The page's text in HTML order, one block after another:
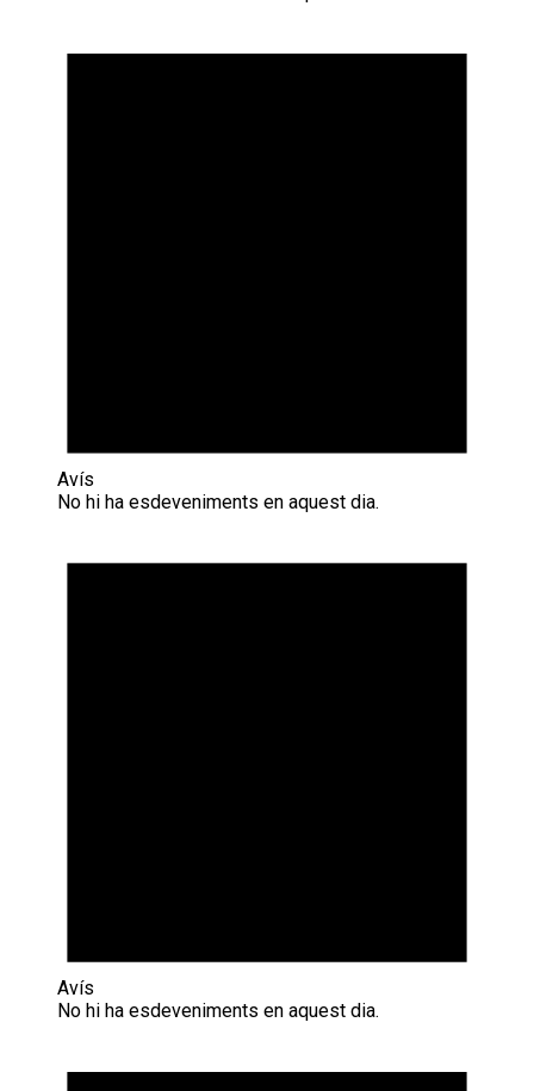
Avís
No hi ha esdeveniments en aquest dia.
Avís
No hi ha esdeveniments en aquest dia.